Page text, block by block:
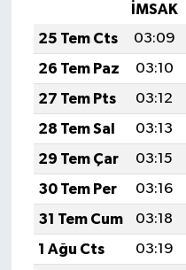
İMSAK
25 Tem Cts
03:09
26 Tem Paz
03:10
27 Tem Pts
03:12
28 Tem Sal
03:13
29 Tem Çar
03:15
30 Tem Per
03:16
31 Tem Cum
03:18
1 Ağu Cts
03:19